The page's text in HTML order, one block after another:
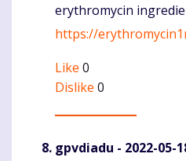
Komentaras
erythromycin
https://
Like 0
Dislike 0
gpvdiadu - 2022-05-